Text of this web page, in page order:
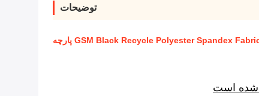
توضیحات
شده است